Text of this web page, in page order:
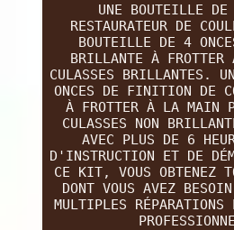
UNE BOUTEILLE DE
RESTAURATEUR DE
BOUTEILLE DE 4
BRILLANTE À
CULASSES BRILLANTES.
ONCES DE FINITION DE
À FROTTER À LA MAIN
CULASSES NON
AVEC PLUS DE 6
D'INSTRUCTION ET DE
CE KIT, VOUS OBTENEZ
DONT VOUS AVEZ
MULTIPLES RÉPARATIONS